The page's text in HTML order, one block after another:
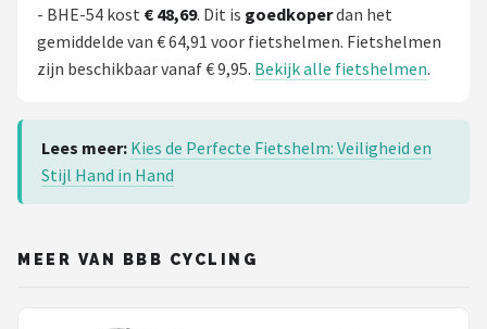
- BHE-54 kost € 48,69. Dit is goedkoperdan het
gemiddelde van € 64,91 voor fietshelmen. Fietshelmen
zijn beschikbaar vanaf € 9,95. Bekijk alle fietshelmen.
Lees meer: Kies de Perfecte Fietshelm: Veiligheid en
Stijl Hand in Hand
MEER VAN BBB CYCLING